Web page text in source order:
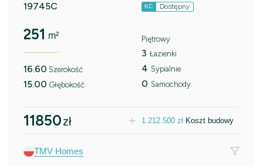
19745C KC Dostępny
251 m²
16.60 Szerokość
15.00 Głębokość
Piętrowy
3 Łazienki
4 Sypialnie
0 Samochody
11850zł 1.212.500 zł Koszt budowy
TMV Homes